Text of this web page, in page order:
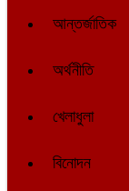
আন্তর্জাতিক
অর্থনীতি
খেলাধুলা
বিনোদন